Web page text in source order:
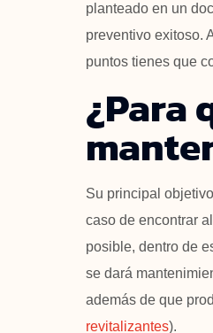
planteado en un
preventivo exitoso.
puntos tienes que
¿Para
Su principal
caso de encontrar
posible, dentro de
se dará
además de que
revitalizantes).